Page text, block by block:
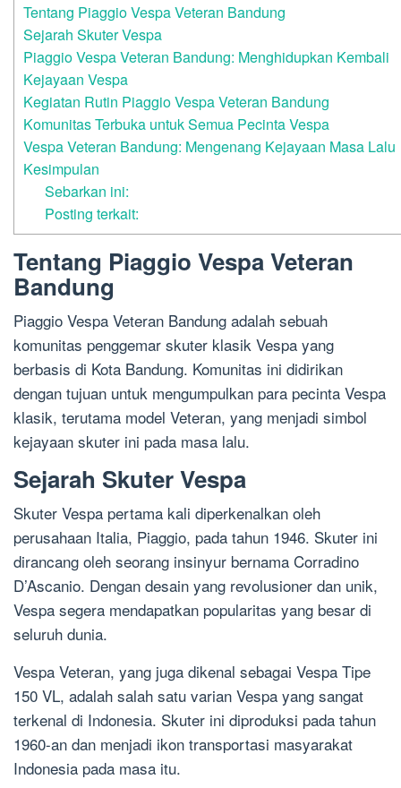
Tentang Piaggio Vespa Veteran Bandung
Sejarah Skuter Vespa
Piaggio Vespa Veteran Bandung: Menghidupkan Kembali
Kejayaan Vespa
Kegiatan Rutin Piaggio Vespa Veteran Bandung
Komunitas Terbuka untuk Semua Pecinta Vespa
Vespa Veteran Bandung: Mengenang Kejayaan Masa Lalu
Kesimpulan
Sebarkan ini:
Posting terkait:
Tentang Piaggio Vespa Veteran
Bandung
Piaggio Vespa Veteran Bandung adalah sebuah
komunitas penggemar skuter klasik Vespa yang
berbasis di Kota Bandung. Komunitas ini didirikan
dengan tujuan untuk mengumpulkan para pecinta Vespa
klasik, terutama model Veteran, yang menjadi simbol
kejayaan skuter ini pada masa lalu.
Sejarah Skuter Vespa
Skuter Vespa pertama kali diperkenalkan oleh
perusahaan Italia, Piaggio, pada tahun 1946. Skuter ini
dirancang oleh seorang insinyur bernama Corradino
D’Ascanio. Dengan desain yang revolusioner dan unik,
Vespa segera mendapatkan popularitas yang besar di
seluruh dunia.
Vespa Veteran, yang juga dikenal sebagai Vespa Tipe
150 VL, adalah salah satu varian Vespa yang sangat
terkenal di Indonesia. Skuter ini diproduksi pada tahun
1960-an dan menjadi ikon transportasi masyarakat
Indonesia pada masa itu.